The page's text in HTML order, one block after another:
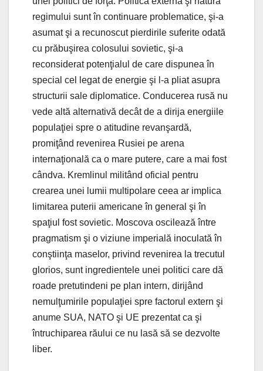
regimului sunt în continuare problematice, şi-a
asumat şi a recunoscut pierdirile suferite odată
cu prăbuşirea colosului sovietic, şi-a
reconsiderat potenţialul de care dispunea în
special cel legat de energie şi l-a pliat asupra
structurii sale diplomatice. Conducerea rusă nu
vede altă alternativă decât de a dirija energiile
populaţiei spre o atitudine revanşardă,
promiţând revenirea Rusiei pe arena
internaţională ca o mare putere, care a mai fost
cândva. Kremlinul militând oficial pentru
crearea unei lumii multipolare ceea ar implica
limitarea puterii americane în general şi în
spaţiul fost sovietic. Moscova oscilează între
pragmatism şi o viziune imperială inoculată în
conştiinţa maselor, privind revenirea la trecutul
glorios, sunt ingredientele unei politici care dă
roade pretutindeni pe plan intern, dirijând
nemulţumirile populaţiei spre factorul extern şi
anume SUA, NATO şi UE prezentat ca şi
întruchiparea răului ce nu lasă să se dezvolte
liber.